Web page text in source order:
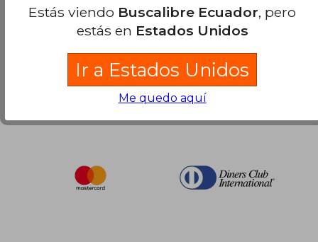
Nuestras Formas de Pago
Estás viendo Buscalibre Ecuador, pero
estás en Estados Unidos
Ir a Estados Unidos
Me quedo aquí